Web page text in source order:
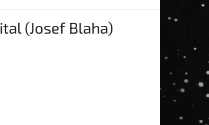
(Josef Blaha)